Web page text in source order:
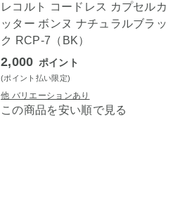
レコルト コードレス カプセルカ
ッター ボンヌ ナチュラルブラッ
ク RCP-7（BK）
2,000 ポイント
(ポイント払い限定)
他 バリエーションあり
この商品を安い順で見る